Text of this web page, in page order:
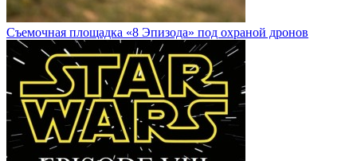
Cъемочная площадка «8 Эпизода» под охраной дронов